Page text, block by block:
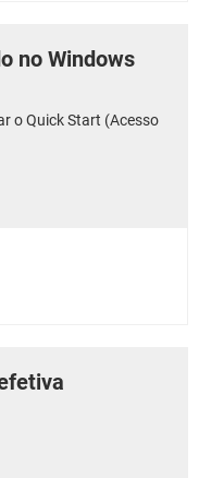
no Windows
o Quick Start (Acesso